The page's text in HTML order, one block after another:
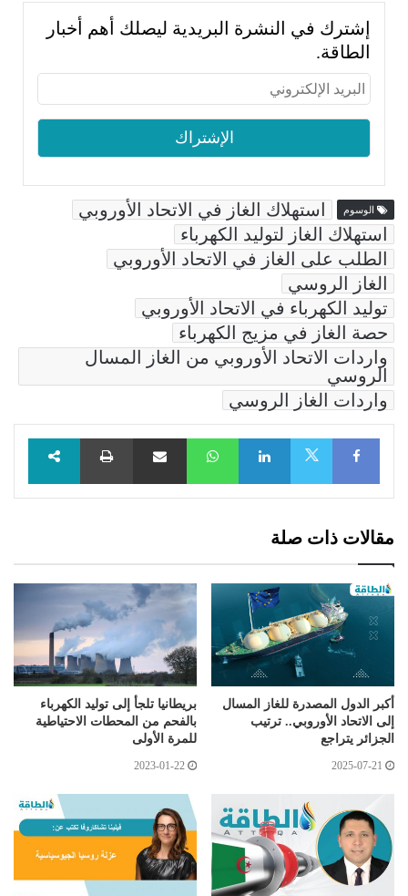
إشترك في النشرة البريدية ليصلك أهم أخبار
الطاقة.
الوسوم
استهلاك الغاز في الاتحاد الأوروبي
استهلاك الغاز لتوليد الكهرباء
الطلب على الغاز في الاتحاد الأوروبي
الغاز الروسي
توليد الكهرباء في الاتحاد الأوروبي
حصة الغاز في مزيج الكهرباء
واردات الاتحاد الأوروبي من الغاز المسال
الروسي
واردات الغاز الروسي
Facebook
LinkedIn
WhatsAppمشاركة عبر البريد طباعة
مقالات ذات صلة
أكبر الدول المصدرة للغاز المسال
إلى الاتحاد الأوروبي.. ترتيب
الجزائر يتراجع
2025-07-21
بريطانيا تلجأ إلى توليد الكهرباء
بالفحم من المحطات الاحتياطية
للمرة الأولى
2023-01-22